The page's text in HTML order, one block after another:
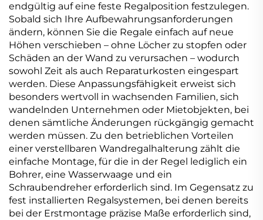
endgültig auf eine feste Regalposition festzulegen.
Sobald sich Ihre Aufbewahrungsanforderungen
ändern, können Sie die Regale einfach auf neue
Höhen verschieben – ohne Löcher zu stopfen oder
Schäden an der Wand zu verursachen – wodurch
sowohl Zeit als auch Reparaturkosten eingespart
werden. Diese Anpassungsfähigkeit erweist sich
besonders wertvoll in wachsenden Familien, sich
wandelnden Unternehmen oder Mietobjekten, bei
denen sämtliche Änderungen rückgängig gemacht
werden müssen. Zu den betrieblichen Vorteilen
einer verstellbaren Wandregalhalterung zählt die
einfache Montage, für die in der Regel lediglich ein
Bohrer, eine Wasserwaage und ein
Schraubendreher erforderlich sind. Im Gegensatz zu
fest installierten Regalsystemen, bei denen bereits
bei der Erstmontage präzise Maße erforderlich sind,